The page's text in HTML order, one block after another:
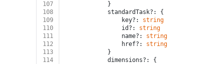
107
			}
108
			standardTask?: {
109
				key?:
string
110
				id?:
string
111
				name?:
string
112
				href?:
string
113
			}
114
			dimensions?: {